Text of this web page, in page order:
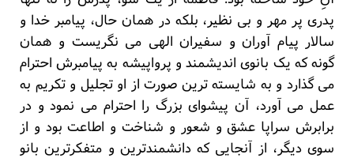
پدری پر مهر و بی نظیر، بلکه در همان حال، پیامبر خدا و
سالار پیام آوران و سفیران الهی می نگریست و همان
گونه که یک بانوی اندیشمند و پرواپیشه به پیامبرش احترام
می گذارد و به شایسته ترین صورت از او تجلیل و تکریم به
عمل می آورد، آن پیشوای بزرگ را احترام می نمود و در
برابرش سراپا عشق و شعور و شناخت و اطاعت بود و از
سوی دیگر، از آنجایی که دانشمندترین و متفکرترین بانو